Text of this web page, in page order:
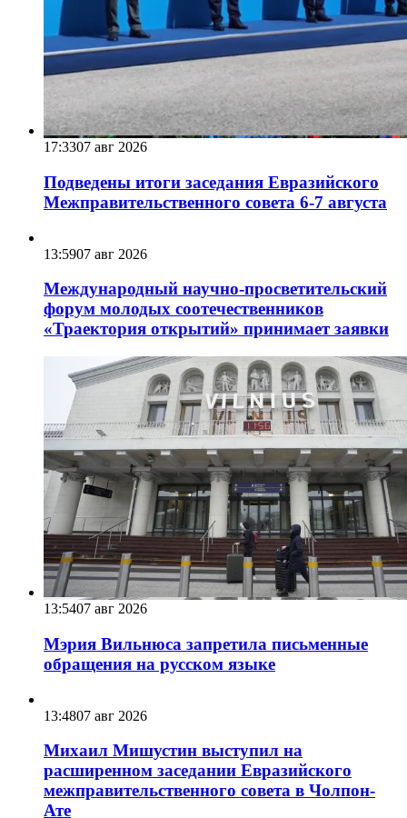
17:3307 авг 2026
Подведены итоги заседания Евразийского
Межправительственного совета 6-7 августа
13:5907 авг 2026
Международный научно-просветительский
форум молодых соотечественников
«Траектория открытий» принимает заявки
13:5407 авг 2026
Мэрия Вильнюса запретила письменные
обращения на русском языке
13:4807 авг 2026
Михаил Мишустин выступил на
расширенном заседании Евразийского
межправительственного совета в Чолпон-
Ате